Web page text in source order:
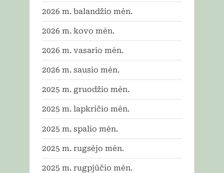
2026 m. balandžio mėn.
2026 m. kovo mėn.
2026 m. vasario mėn.
2026 m. sausio mėn.
2025 m. gruodžio mėn.
2025 m. lapkričio mėn.
2025 m. spalio mėn.
2025 m. rugsėjo mėn.
2025 m. rugpjūčio mėn.